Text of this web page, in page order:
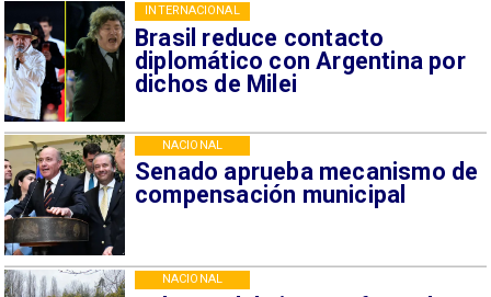
Brasil reduce contacto
diplomático con Argentina por
dichos de Milei
INTERNACIONAL
Senado aprueba mecanismo de
compensación municipal
NACIONAL
NACIONAL